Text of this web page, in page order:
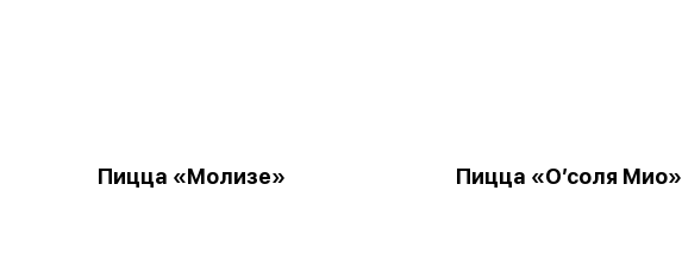
Пицца «Молизе» Пицца «О’соля Мио»